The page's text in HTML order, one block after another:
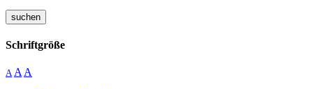
suchen
Schriftgröße
A A A